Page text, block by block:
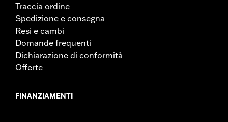
Traccia ordine
Spedizione e consegna
Resi e cambi
Domande frequenti
Dichiarazione di conformità
Offerte
FINANZIAMENTI